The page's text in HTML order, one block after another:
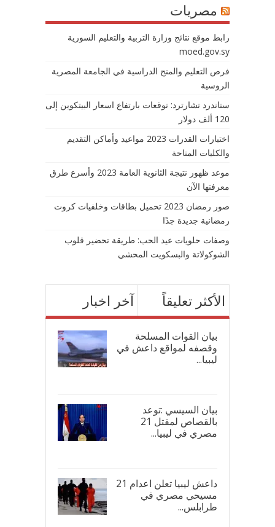
مصريات
رابط موقع نتائج وزارة التربية والتعليم السورية
moed.gov.sy
فرص التعليم والمنح الدراسية في الجامعة المصرية
الروسية
ستاندرد تشارترد: توقعات بارتفاع اسعار البيتكوين إلى
120 ألف دولار
اختبارات القدرات 2023 مواعيد وأماكن التقديم
والكليات المتاحة
موعد ظهور نتيجة الثانوية العامة 2023 وأسرع طرق
معرفتها الآن
صور رمضان 2023 تحميل بطاقات وخلفيات كروت
رمضانية جديدة جدًا
وصفات حلويات عيد الحب: طريقة تحضير قلوب
الشوكولاتة والبسكويت المحشي
آخر اخبار الأكثر تعليقاً
بيان القوات المسلحة
وقصفه لمواقع داعش في
ليبيا...
بيان السيسي :توعد
بالقصاص لمقتل 21
مصري في ليبيا...
داعش ليبيا تعلن اعدام 21
مسيحي مصري في
طرابلس...